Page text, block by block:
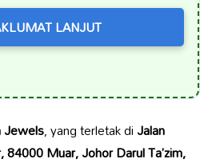
LANJUT
Jewels, yang terletak diJalan
Muar, Johor Darul Ta’zim,